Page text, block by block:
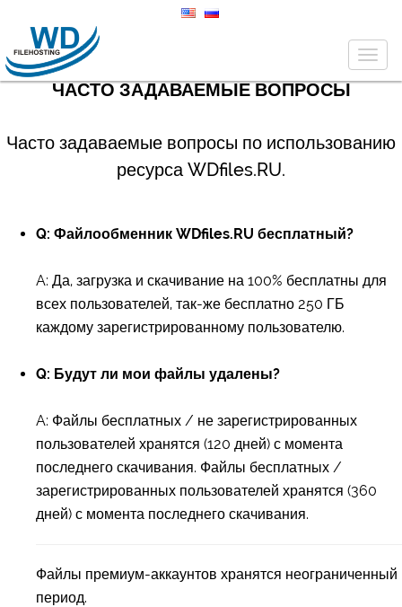
ЧАСТО ЗАДАВАЕМЫЕ ВОПРОСЫ
Часто задаваемые вопросы по использованию
ресурса WDfiles.RU.
Q: Файлообменник WDfiles.RU бесплатный?
A: Да, загрузка и скачивание на 100% бесплатны для
всех пользователей, так-же бесплатно 250 ГБ
каждому зарегистрированному пользователю.
Q: Будут ли мои файлы удалены?
A: Файлы бесплатных / не зарегистрированных
пользователей хранятся (120 дней) с момента
последнего скачивания. Файлы бесплатных /
зарегистрированных пользователей хранятся (360
дней) с момента последнего скачивания.
Файлы премиум-аккаунтов хранятся неограниченный
период.